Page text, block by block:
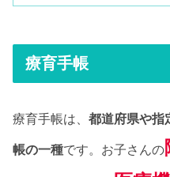
療育手帳
療育手帳は、 都道府県や指
帳の一種です。お子さんの